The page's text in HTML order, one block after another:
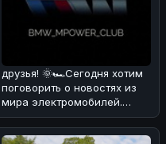
друзья! 🌞🏎Сегодня хотим
поговорить о новостях из
мира электромобилей.
Недавно появилась
информация